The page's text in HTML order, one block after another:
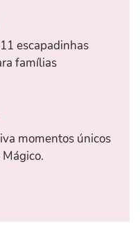
escapadinhas
famílias
momentos únicos